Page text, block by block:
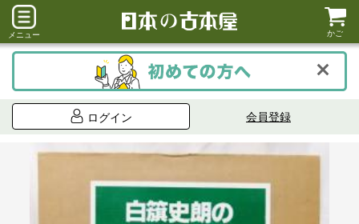
メニュー かご
ログイン 会員登録